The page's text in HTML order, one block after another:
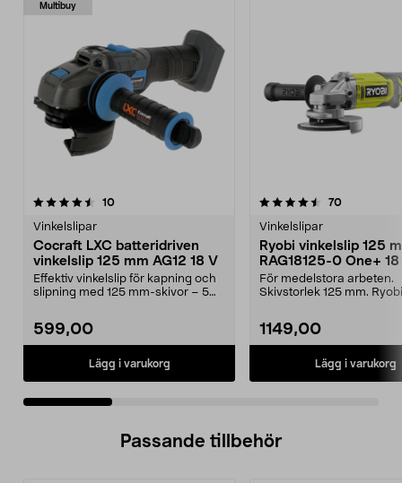
Multibuy
10recensioner
Vinkelslipar
Cocraft LXC batteridriven
vinkelslip 125 mm AG12 18 V
Effektiv vinkelslip för kapning och
slipning med 125 mm-skivor – 5
599,00
Lägg i varukorg
4.5 av 5 stjärnor 70recensioner
Vinkelslipar
Ryobi vinkelslip 125
RAG18125-0 One+ 18
batteridriven
För medelstora arbeten.
Skivstorlek 125 mm. Ryobi
1149,00
Lägg i varukorg
4.0 av 5 stjärnor
Passande tillbehör